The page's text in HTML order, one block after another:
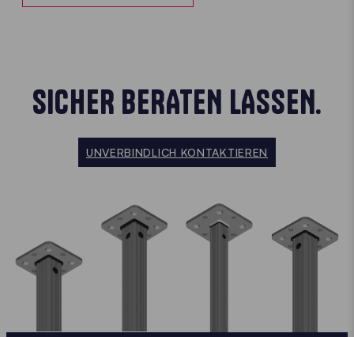
SICHER BERATEN LASSEN.
UNVERBINDLICH KONTAKTIEREN